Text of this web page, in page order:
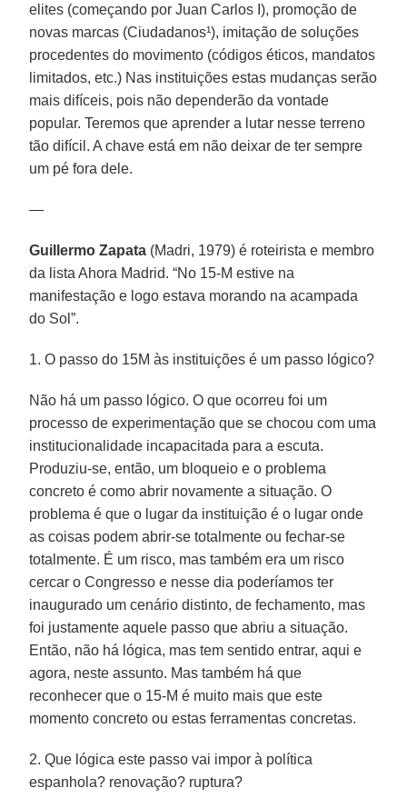
elites (começando por Juan Carlos I), promoção de
novas marcas (Ciudadanos¹), imitação de soluções
procedentes do movimento (códigos éticos, mandatos
limitados, etc.) Nas instituições estas mudanças serão
mais difíceis, pois não dependerão da vontade
popular. Teremos que aprender a lutar nesse terreno
tão difícil. A chave está em não deixar de ter sempre
um pé fora dele.
—
Guillermo Zapata (Madri, 1979) é roteirista e membro
da lista Ahora Madrid. “No 15-M estive na
manifestação e logo estava morando na acampada
do Sol”.
1. O passo do 15M às instituições é um passo lógico?
Não há um passo lógico. O que ocorreu foi um
processo de experimentação que se chocou com uma
institucionalidade incapacitada para a escuta.
Produziu-se, então, um bloqueio e o problema
concreto é como abrir novamente a situação. O
problema é que o lugar da instituição é o lugar onde
as coisas podem abrir-se totalmente ou fechar-se
totalmente. É um risco, mas também era um risco
cercar o Congresso e nesse dia poderíamos ter
inaugurado um cenário distinto, de fechamento, mas
foi justamente aquele passo que abriu a situação.
Então, não há lógica, mas tem sentido entrar, aqui e
agora, neste assunto. Mas também há que
reconhecer que o 15-M é muito mais que este
momento concreto ou estas ferramentas concretas.
2. Que lógica este passo vai impor à política
espanhola? renovação? ruptura?